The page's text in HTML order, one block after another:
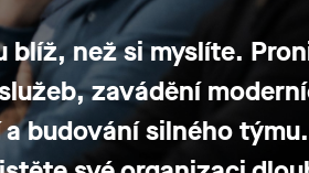
než si myslíte.
zavádění
budování silného týmu